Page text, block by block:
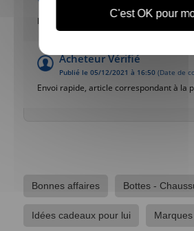
(Date de
Impeccable
Acheteur Vérifié
Publié le 05/12/2021 à 16:50 (Date de
Envoi rapide, article correspondant à la
Bonnes affaires Bottes -
Idées cadeaux pour lui Marques
C'est OK pour